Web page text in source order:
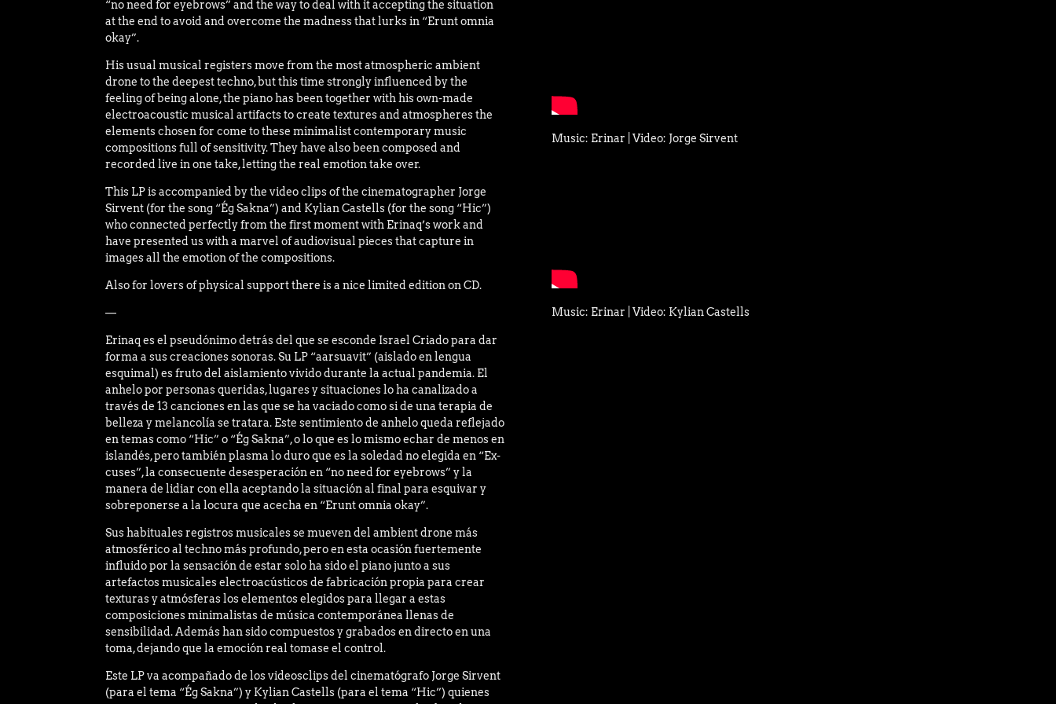
“no need for eyebrows” and the way to deal with it accepting the situation
at the end to avoid and overcome the madness that lurks in “Erunt omnia
okay”.
His usual musical registers move from the most atmospheric ambient
drone to the deepest techno, but this time strongly influenced by the
feeling of being alone, the piano has been together with his own-made
electroacoustic musical artifacts to create textures and atmospheres the
elements chosen for come to these minimalist contemporary music
compositions full of sensitivity. They have also been composed and
recorded live in one take, letting the real emotion take over.
This LP is accompanied by the video clips of the cinematographer Jorge
Sirvent (for the song “Ég Sakna”) and Kylian Castells (for the song “Hic”)
who connected perfectly from the first moment with Erinaq’s work and
have presented us with a marvel of audiovisual pieces that capture in
images all the emotion of the compositions.
Also for lovers of physical support there is a nice limited edition on CD.
—
Erinaq es el pseudónimo detrás del que se esconde Israel Criado para dar
forma a sus creaciones sonoras. Su LP “aarsuavit” (aislado en lengua
esquimal) es fruto del aislamiento vivido durante la actual pandemia. El
anhelo por personas queridas, lugares y situaciones lo ha canalizado a
través de 13 canciones en las que se ha vaciado como si de una terapia de
belleza y melancolía se tratara. Este sentimiento de anhelo queda reflejado
en temas como “Hic” o “Ég Sakna”, o lo que es lo mismo echar de menos en
islandés, pero también plasma lo duro que es la soledad no elegida en “Ex-
cuses”, la consecuente desesperación en “no need for eyebrows” y la
manera de lidiar con ella aceptando la situación al final para esquivar y
sobreponerse a la locura que acecha en “Erunt omnia okay”.
Sus habituales registros musicales se mueven del ambient drone más
atmosférico al techno más profundo, pero en esta ocasión fuertemente
influido por la sensación de estar solo ha sido el piano junto a sus
artefactos musicales electroacústicos de fabricación propia para crear
texturas y atmósferas los elementos elegidos para llegar a estas
composiciones minimalistas de música contemporánea llenas de
sensibilidad. Además han sido compuestos y grabados en directo en una
toma, dejando que la emoción real tomase el control.
Este LP va acompañado de los videosclips del cinematógrafo Jorge Sirvent
(para el tema “Ég Sakna”) y Kylian Castells (para el tema “Hic”) quienes
Music: Erinar | Video: Jorge Sirvent
Music: Erinar | Video: Kylian Castells